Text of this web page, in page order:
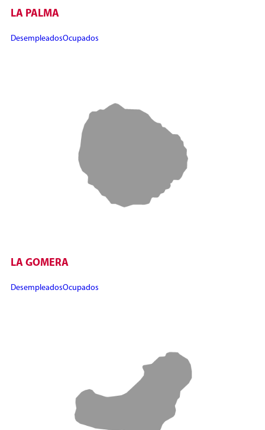
LA PALMA
DesempleadosOcupados
LA GOMERA
DesempleadosOcupados